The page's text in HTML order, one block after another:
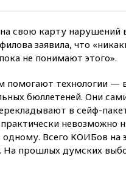
на свою карту нарушений
заявила, что
не понимают этого».
помогают технологии
бюллетеней. Они
в сейф-
невозможно
Всего КОИБов на
На прошлых думских